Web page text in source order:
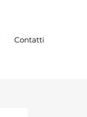
Contatti